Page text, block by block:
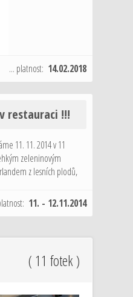
... platnost: 14.02.2018
restauraci !!!
11. 11. 2014 v 11
zeleninovým
z lesních plodů,
11. - 12.11.2014
( 11 fotek )